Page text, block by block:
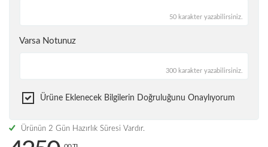
50 karakter yazabilirsiniz.
Varsa Notunuz
300 karakter yazabilirsiniz.
Ürüne Eklenecek Bilgilerin Doğruluğunu Onaylıyorum
Ürünün 2 Gün Hazırlık Süresi Vardır.